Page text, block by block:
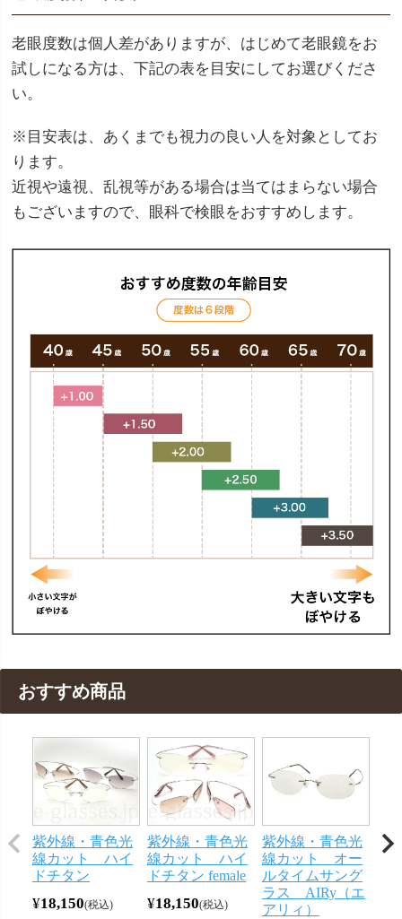
老眼度数は個人差がありますが、はじめて老眼鏡をお
試しになる方は、下記の表を目安にしてお選びくださ
い。
※目安表は、あくまでも視力の良い人を対象としてお
ります。
近視や遠視、乱視等がある場合は当てはまらない場合
もございますので、眼科で検眼をおすすめします。
おすすめ商品
紫外線・青色光
線カット ハイ
ドチタン
¥18,150 税込
紫外線・青色光
線カット ハイ
ドチタン female
¥18,150 税込
紫外線・青色光
線カット オー
ルタイムサング
ラス AIRy（エ
アリィ）
紫
線